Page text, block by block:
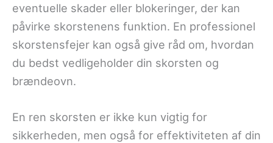
eventuelle skader eller blokeringer, der kan
påvirke skorstenens funktion. En professionel
skorstensfejer kan også give råd om, hvordan
du bedst vedligeholder din skorsten og
brændeovn.
En ren skorsten er ikke kun vigtig for
sikkerheden, men også for effektiviteten af din